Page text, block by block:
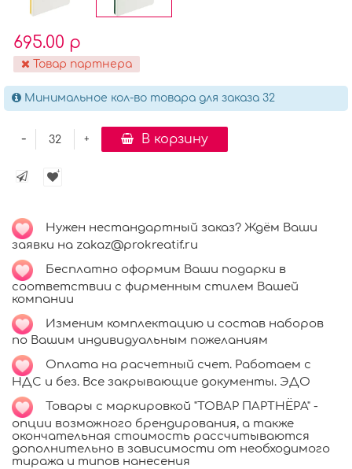
695.00 р
Товар партнера
Минимальное кол-во товара для заказа 32
+
- В корзину
Нужен нестандартный заказ? Ждём Ваши
заявки на zakaz@prokreatif.ru
Бесплатно оформим Ваши подарки в
соответствии с фирменным стилем Вашей
компании
Изменим комплектацию и состав наборов
по Вашим индивидуальным пожеланиям
Оплата на расчетный счет. Работаем с
НДС и без. Все закрывающие документы. ЭДО
Товары с маркировкой "ТОВАР ПАРТНЁРА" -
опции возможного брендирования, а также
окончательная стоимость рассчитываются
дополнительно в зависимости от необходимого
тиража и типов нанесения